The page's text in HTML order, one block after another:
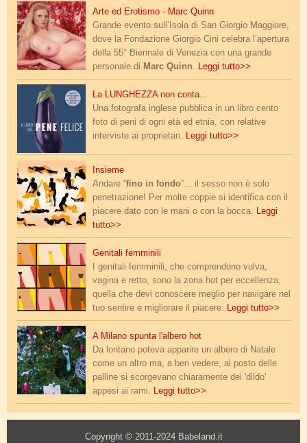
quinn_biennale_s.jpgArte ed Erotismo - Marc Quinn
Grande evento sull’Isola di San Giorgio Maggiore,
dove la Fondazione Giorgio Cini celebra l’apertura
della 55° Biennale di Venezia con una grande
personale di Marc Quinn Leggi tutto>>
pene_felice.jpg
La LUNGHEZZA non conta...
Una fotografa inglese pubblica in un libro cento
foto di peni di ogni età ed etnia, con relative
interviste ai proprietari.
Leggi tutto>>
posizioni.jpg
Insieme
Andare “fino in fondo”... il sesso non è solo
penetrazione! Per molte coppie si identifica con il
piacere dato con le mani o con la bocca.
Leggi
tutto>>
vulve colorate.pngGenitali femminili
I genitali femminili, che comprendono vulva,
vagina e retto, sono la zona hot per eccellenza,
quella che devi conoscere meglio per navigare nel
tuo sentire e migliorare il piacere.
Leggi tutto>>
albero_natale_toys_2.jpgA Milano spunta l'albero hot
Da lontano poteva apparire un albero di Natale
come un altro ma, a ben vedere, al posto delle
palline si scorgevano chiaramente dei 'dildo'
appesi ai rami.
Leggi tutto>>
Copyright © 2011-2024 Babeland.it